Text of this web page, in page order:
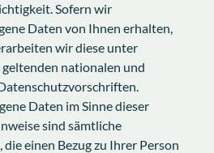
Sofern wir
Daten von Ihnen erhalten,
wir diese unter
nationalen und
Daten im Sinne dieser
sind sämtliche
einen Bezug zu Ihrer Person